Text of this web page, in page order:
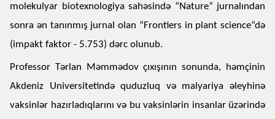
molekulyar biotexnologiya sahəsində “Nature” jurnalından
sonra ən tanınmış jurnal olan “Frontiers in plant science”də
(impakt faktor - 5.753) dərc olunub.
Professor Tərlan Məmmədov çıxışının sonunda, həmçinin
Akdeniz Universitetində quduzluq və malyariya əleyhinə
vaksinlər hazırladıqlarını və bu vaksinlərin insanlar üzərində